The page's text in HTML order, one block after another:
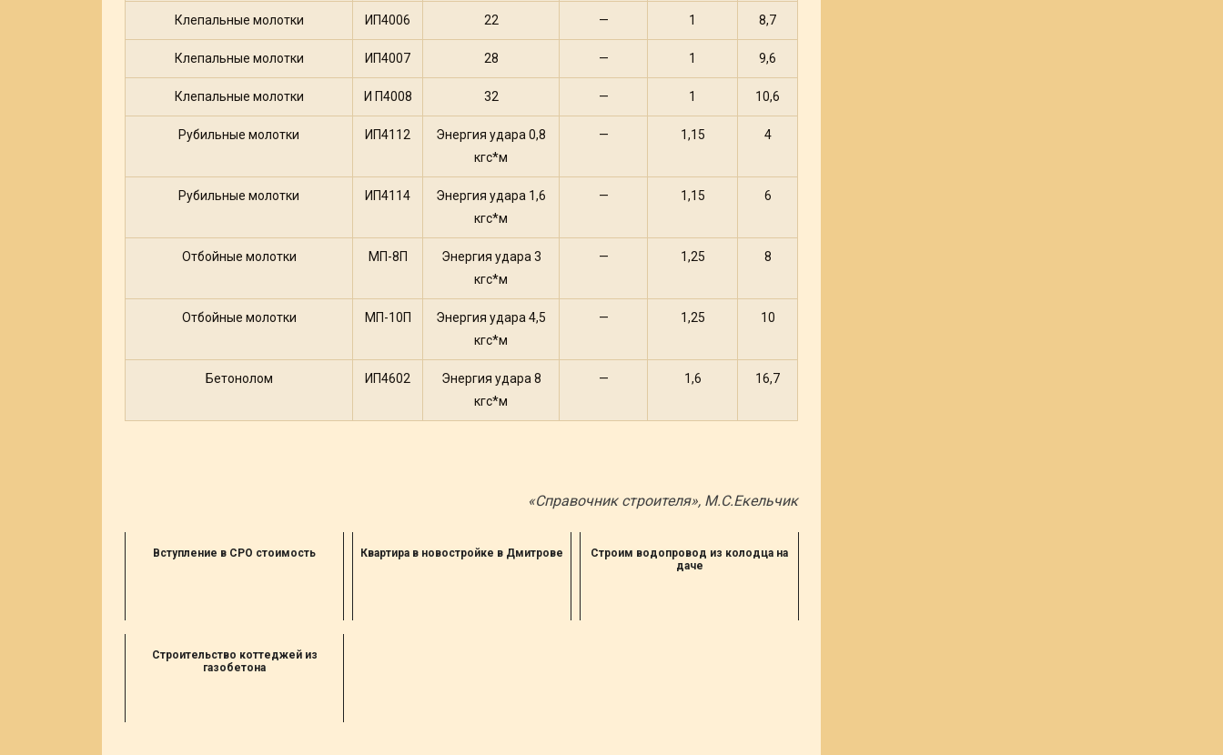
Клепальные молотки ИП4006 22 — 1 8,7
Клепальные молотки ИП4007 28 — 1 9,6
Клепальные молотки И П4008 32 — 1 10,6
Рубильные молотки ИП4112
Энергия удара 0,8
кгс*м
— 1,15 4
Рубильные молотки ИП4114
Энергия удара 1,6
кгс*м
— 1,15 6
Отбойные молотки МП-8П
Энергия удара 3
кгс*м
— 1,25 8
Отбойные молотки МП-10П
Энергия удара 4,5
кгс*м
— 1,25 10
Бетонолом ИП4602
Энергия удара 8
кгс*м
— 1,6 16,7
«Справочник строителя», М.С.Екельчик
Вступление в СРО стоимость Квартира в новостройке в Дмитрове
Строим водопровод из колодца на
даче
Строительство коттеджей из
газобетона